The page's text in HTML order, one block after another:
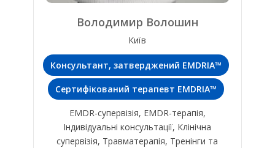
Володимир Волошин
Київ
Консультант, затверджений EMDRIA™
Сертифікований терапевт EMDRIA™
EMDR-супервізія, EMDR-терапія,
Індивідуальні консультації, Клінічна
супервізія, Травматерапія, Тренінги та